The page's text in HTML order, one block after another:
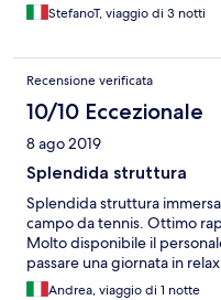
media e super pulita. Uno
soggiornato, che relax. A
StefanoT, viaggio di 3 notti
Recensione verificata
10/10 Eccezionale
8 ago 2019
Splendida struttura
Splendida struttura
campo da tennis. Ottimo
Molto disponibile il
passare una giornata in
Andrea, viaggio di 1 notte